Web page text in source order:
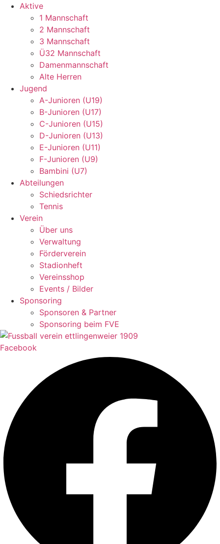
Aktive
1 Mannschaft
2 Mannschaft
3 Mannschaft
Ü32 Mannschaft
Damenmannschaft
Alte Herren
Jugend
A-Junioren (U19)
B-Junioren (U17)
C-Junioren (U15)
D-Junioren (U13)
E-Junioren (U11)
F-Junioren (U9)
Bambini (U7)
Abteilungen
Schiedsrichter
Tennis
Verein
Über uns
Verwaltung
Förderverein
Stadionheft
Vereinsshop
Events / Bilder
Sponsoring
Sponsoren & Partner
Sponsoring beim FVE
Facebook